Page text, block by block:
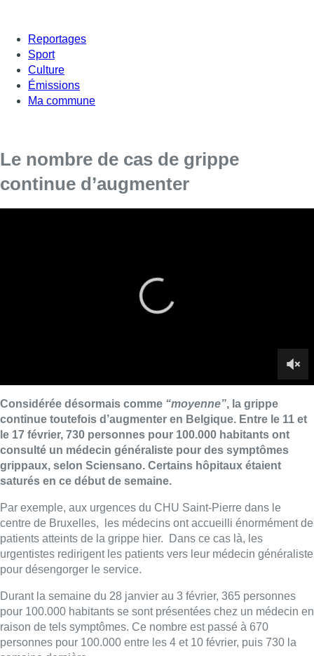
Reportages
Sport
Culture
Émissions
Ma commune
Le nombre de cas de grippe
continue d’augmenter
grippaux, selon Sciensano. Certains hôpitaux étaient
saturés en ce début de semaine.
urgentistes redirigent les patients vers leur médecin généraliste
Durant la semaine du 28 janvier au 3 février, 365 personnes
pour 100.000 habitants se sont présentées chez un médecin en
raison de tels symptômes. Ce nombre est passé à 670
personnes pour 100.000 entre les 4 et 10 février, puis 730 la
semaine dernière.
significative”, souligne Sciensano. Lagrippeest principalement
en hausse chez les enfants de 0 à 4 ans et chez les 65 ans et
plus. Elle reste stable pour les autres tranches d’âge.
Belga/Crédit: Bx1
■ Propos recueillis parAurélie Vanweldeet Hugo Marx
Lire aussi :